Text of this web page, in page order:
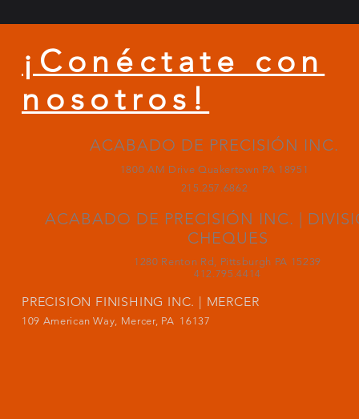
¡Conéctate con
nosotros!
ACABADO DE PRECISIÓN INC.
1800 AM Drive Quakertown PA 18951
215.257.6862
ACABADO DE PRECISIÓN INC. |
CHEQUES
1280 Renton Rd, Pittsburgh PA 15239
412.795.4414
PRECISION FINISHING INC. | MERCER
109 American Way, Mercer, PA 16137